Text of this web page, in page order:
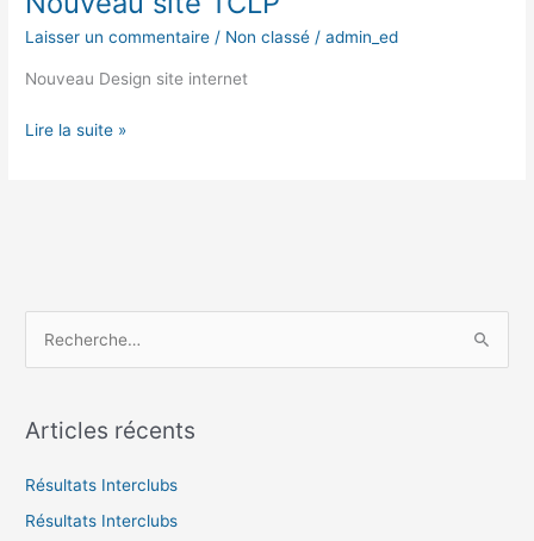
Laisser un commentaire / Non classé /admin_ed
Nouveau Design site internet
Lire la suite »
h
Articles récents
Résultats Interclubs
Résultats Interclubs